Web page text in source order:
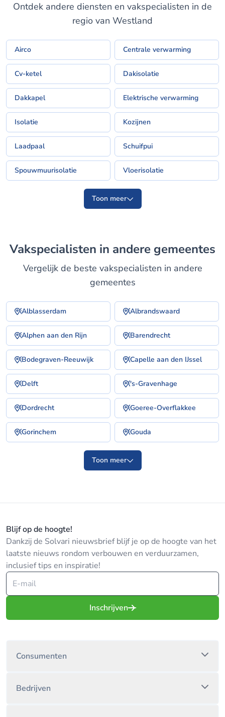
Ontdek andere diensten en vakspecialisten in de
regio van Westland
Airco Centrale verwarming
Cv-ketel Dakisolatie
Dakkapel Elektrische verwarming
Isolatie Kozijnen
Laadpaal Schuifpui
Spouwmuurisolatie Vloerisolatie
Toon meer
Vakspecialisten in andere gemeentes
Vergelijk de beste vakspecialisten in andere
gemeentes
Alblasserdam Albrandswaard
Alphen aan den Rijn Barendrecht
Bodegraven-Reeuwijk Capelle aan den IJssel
Delft 's-Gravenhage
Dordrecht Goeree-Overflakkee
Gorinchem Gouda
Toon meer
Blijf op de hoogte!
Dankzij de Solvari nieuwsbrief blijf je op de hoogte van het
laatste nieuws rondom verbouwen en verduurzamen,
inclusief tips en inspiratie!
Inschrijven
Consumenten
Bedrijven